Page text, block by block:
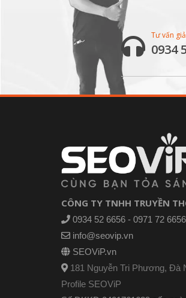
Tư vấn
0934
CÔNG TY TNHH TRUYỀN
0934 52 6656 - 0971 72 6656
info@seovip.vn
SEOViP.vn
181 Nguyễn Tri Phương, Đà
Profile SEOViP